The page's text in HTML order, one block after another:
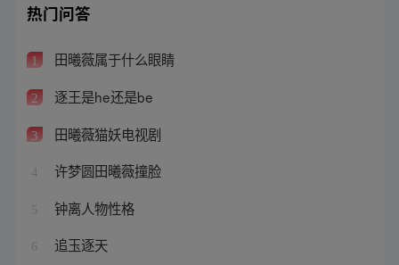
热门问答
1 田曦薇属于什么眼睛
2 逐王是he还是be
3 田曦薇猫妖电视剧
4 许梦圆田曦薇撞脸
5 钟离人物性格
6 追玉逐天